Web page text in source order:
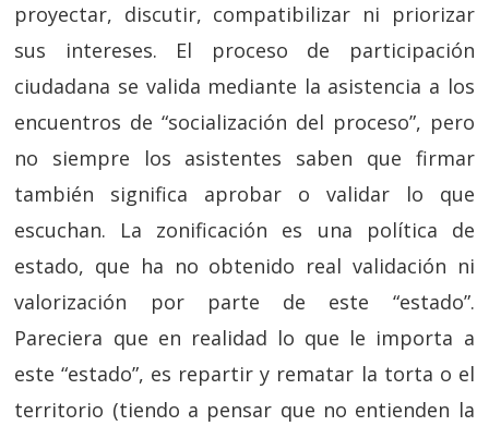
proyectar, discutir, compatibilizar ni priorizar
sus intereses. El proceso de participación
ciudadana se valida mediante la asistencia a los
encuentros de “socialización del proceso”, pero
no siempre los asistentes saben que firmar
también significa aprobar o validar lo que
escuchan. La zonificación es una política de
estado, que ha no obtenido real validación ni
valorización por parte de este “estado”.
Pareciera que en realidad lo que le importa a
este “estado”, es repartir y rematar la torta o el
territorio (tiendo a pensar que no entienden la